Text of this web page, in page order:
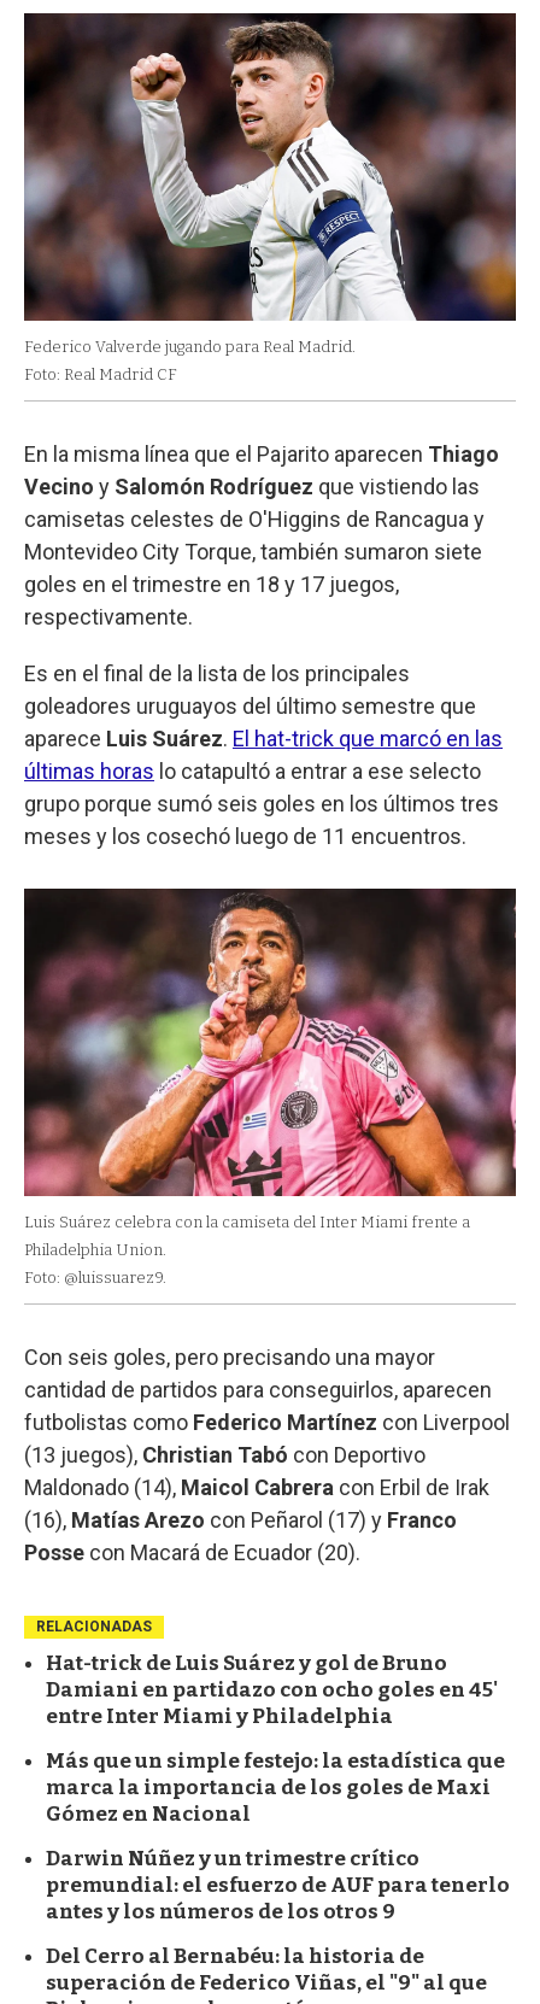
Federico Valverde jugando para Real Madrid.
Foto: Real Madrid CF
En la misma línea que el Pajarito aparecen Thiago
Vecino y Salomón Rodríguez que vistiendo las
camisetas celestes de O'Higgins de Rancagua y
Montevideo City Torque, también sumaron siete
goles en el trimestre en 18 y 17 juegos,
respectivamente.
Es en el final de la lista de los principales
goleadores uruguayos del último semestre que
aparece Luis Suárez. El hat-trick que marcó en las
últimas horas lo catapultó a entrar a ese selecto
grupo porque sumó seis goles en los últimos tres
meses y los cosechó luego de 11 encuentros.
Luis Suárez celebra con la camiseta del Inter Miami frente a
Philadelphia Union.
Foto: @luissuarez9.
Con seis goles, pero precisando una mayor
cantidad de partidos para conseguirlos, aparecen
futbolistas como Federico Martínez con Liverpool
(13 juegos), Christian Tabó con Deportivo
Maldonado (14), Maicol Cabrera con Erbil de Irak
(16), Matías Arezo con Peñarol (17) y Franco
Posse con Macará de Ecuador (20).
RELACIONADAS
Hat-trick de Luis Suárez y gol de Bruno
Damiani en partidazo con ocho goles en 45'
entre Inter Miami y Philadelphia
Más que un simple festejo: la estadística que
marca la importancia de los goles de Maxi
Gómez en Nacional
Darwin Núñez y un trimestre crítico
premundial: el esfuerzo de AUF para tenerlo
antes y los números de los otros 9
Del Cerro al Bernabéu: la historia de
superación de Federico Viñas, el "9" al que